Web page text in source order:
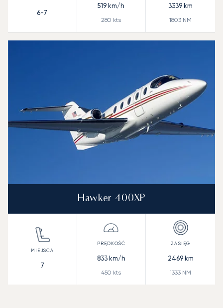
6-7
519 km/h
280 kts
3339 km
1803 NM
Hawker 400XP
7
833km/h
450 kts
2469km
1333 NM